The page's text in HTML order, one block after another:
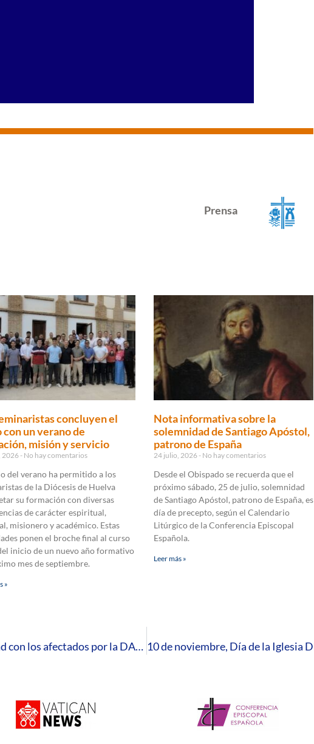
Prensa
concluyen el
con un verano de
misión y servicio
2026 No hay comentarios
del verano ha permitido a los
de la Diócesis de Huelva
su formación con diversas
de carácter espiritual,
misionero y académico. Estas
ponen el broche final al curso
inicio de un nuevo año formativo
mes de septiembre.
»
Nota informativa sobre la
solemnidad de Santiago Apóstol,
patrono de España
24 julio, 2026 No hay comentarios
Desde el Obispado se recuerda que el
próximo sábado, 25 de julio, solemnidad
de Santiago Apóstol, patrono de España, es
día de precepto, según el Calendario
Litúrgico de la Conferencia Episcopal
Española.
Leer más »
La Diócesis de Huelva muestra su solidaridad con los afectados por la DANA